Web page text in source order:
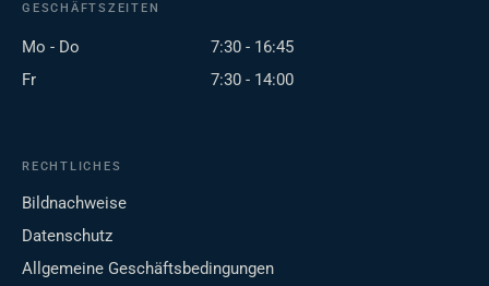
GESCHÄFTSZEITEN
Mo - Do
7:30 - 16:45
Fr
7:30 - 14:00
RECHTLICHES
Bildnachweise
Datenschutz
Allgemeine Geschäftsbedingungen